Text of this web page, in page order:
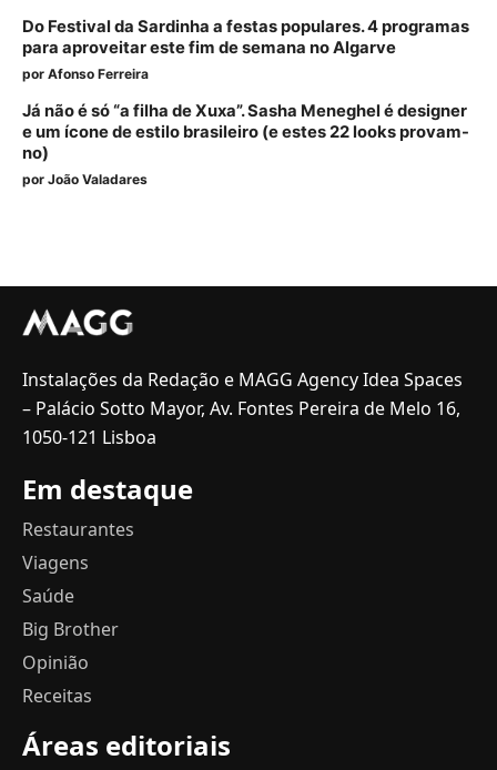
Do Festival da Sardinha a festas populares. 4 programas
para aproveitar este fim de semana no Algarve
por Afonso Ferreira
Já não é só “a filha de Xuxa”. Sasha Meneghel é designer
e um ícone de estilo brasileiro (e estes 22 looks provam-
no)
por João Valadares
Instalações da Redação e MAGG Agency Idea Spaces
– Palácio Sotto Mayor, Av. Fontes Pereira de Melo 16,
1050-121 Lisboa
Em destaque
Restaurantes
Viagens
Saúde
Big Brother
Opinião
Receitas
Áreas editoriais